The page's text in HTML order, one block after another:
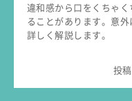
違和感から口をくちゃ
ることがあります。意
詳しく解説します。
投